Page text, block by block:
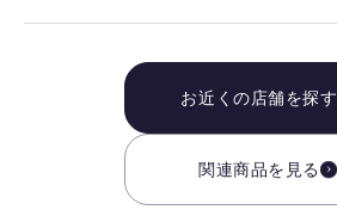
お近くの店舗を探す
関連商品を見る